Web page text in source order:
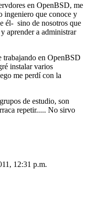
en OpenBSD, me
ingeniero que conoce y
él- sino de nosotros que
aprender a administrar
trabajando en OpenBSD
instalar varios
me perdí con la
de estudio, son
repetir..... No sirvo
12:31 p.m.